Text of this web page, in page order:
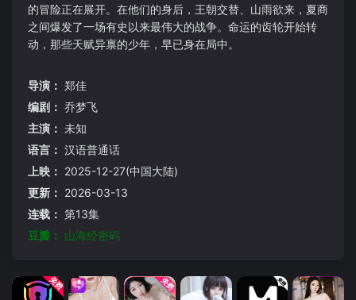
的冒险正在展开。在他们的身后，王朝交替、山雨欲来，夏商
之间爆发了一场有史以来最伟大的战争。命运的齿轮开始转
动，那些天赋异禀的少年，早已身在局中。
导演： 郑佳
编剧： 乔梦飞
主演： 未知
语言： 汉语普通话
上映： 2025-12-27(中国大陆)
更新： 2026-03-13
连载： 第13集
豆瓣： 山海经密码